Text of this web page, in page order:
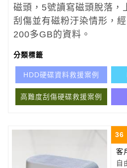
磁頭，5號讀寫磁頭脫落，
刮傷並有磁粉汙染情形，
200多GB的資料。
分類標籤
HDD硬碟資料救援案例
高難度刮傷硬碟救援案例
36
客
自